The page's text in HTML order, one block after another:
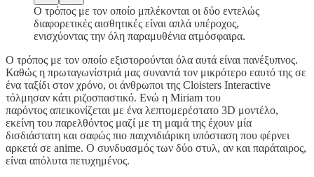
Ο τρόπος με τον οποίο μπλέκονται οι δύο εντελώς
διαφορετικές αισθητικές είναι απλά υπέροχος,
ενισχύοντας την όλη παραμυθένια ατμόσφαιρα.
Ο τρόπος με τον οποίο εξιστορούνται όλα αυτά είναι πανέξυπνος.
Καθώς η πρωταγωνίστριά μας συναντά τον μικρότερο εαυτό της σε
ένα ταξίδι στον χρόνο, οι άνθρωποι της Cloisters Interactive
τόλμησαν κάτι ριζοσπαστικό. Ενώ η Miriam του
παρόντος απεικονίζεται με ένα λεπτομερέστατο 3D μοντέλο,
εκείνη του παρελθόντος μαζί με τη μαμά της έχουν μία
δισδιάστατη και σαφώς πιο παιχνιδιάρικη υπόσταση που φέρνει
αρκετά σε anime. Ο συνδυασμός των δύο στυλ, αν και παράταιρος,
είναι απόλυτα πετυχημένος.